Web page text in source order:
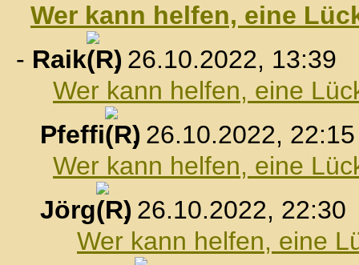
Wer kann helfen, eine
- Raik
, 26.10.2022, 13:39
Wer kann helfen, eine
Pfeffi
, 26.10.2022, 22:15
Wer kann helfen, eine
Jörg
, 26.10.2022, 22:30
Wer kann helfen, eine